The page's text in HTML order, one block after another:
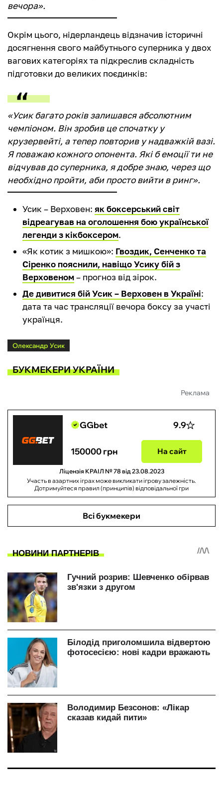
вечора».
Окрім цього, нідерландець відзначив історичні
досягнення свого майбутнього суперника у двох
вагових категоріях та підкреслив складність
підготовки до великих поєдинків:
«Усик багато років залишався абсолютним
чемпіоном. Він зробив це спочатку у
крузервейті, а тепер повторив у надважкій вазі.
Я поважаю кожного опонента. Які б емоції ти не
відчував до суперника, я добре знаю, через що
необхідно пройти, аби просто вийти в ринг».
Усик – Верховен: як боксерський світ
відреагував на оголошення бою української
легенди з кікбоксером.
«Як котик з мишкою»: Гвоздик, Сенченко та
Сіренко пояснили, навіщо Усику бій з
Верховеном– прогноз від зірок.
Де дивитися бій Усик – Верховен в Україні:
дата та час трансляції вечора боксу за участі
українця.
Олександр Усик
БУКМЕКЕРИ УКРАЇНИ
Реклама
GGbet 9.9
150000 грн На сайт
Ліцензія КРАІЛ № 78 від 23.08.2023
Участь в азартних іграх може викликати ігрову залежність.
Дотримуйтеся правил (принципів) відповідальної гри
Всі букмекери